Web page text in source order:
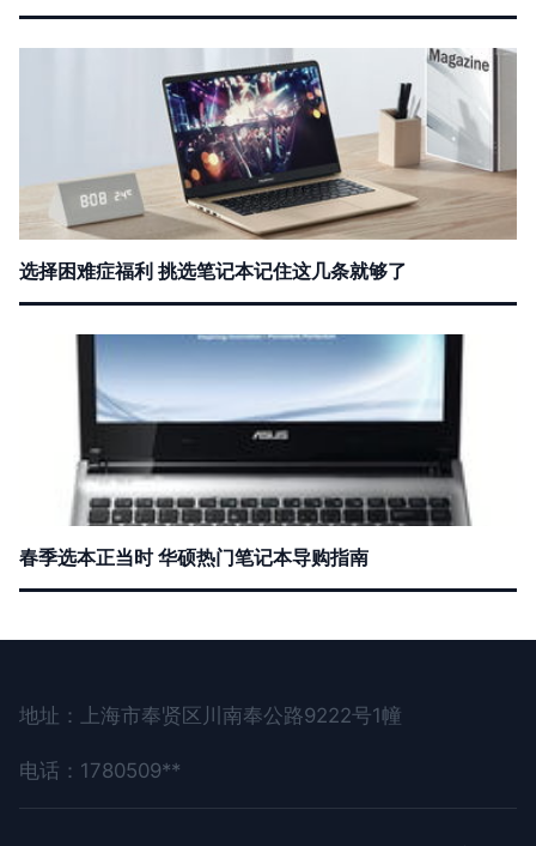
选择困难症福利 挑选笔记本记住这几条就够了
春季选本正当时 华硕热门笔记本导购指南
地址：上海市奉贤区川南奉公路9222号1幢
电话：1780509**